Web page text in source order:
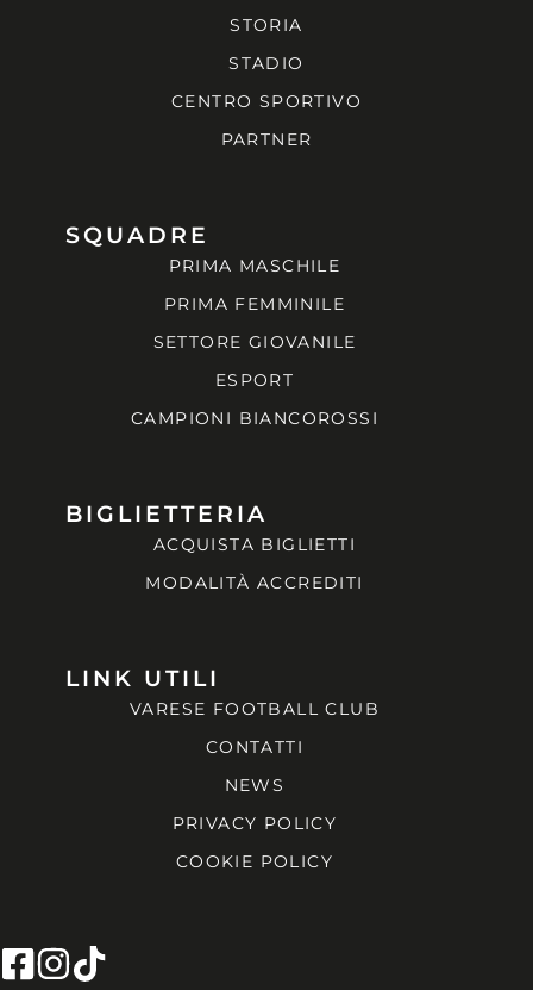
STORIA
STADIO
CENTRO SPORTIVO
PARTNER
SQUADRE
PRIMA MASCHILE
PRIMA FEMMINILE
SETTORE GIOVANILE
ESPORT
CAMPIONI BIANCOROSSI
BIGLIETTERIA
ACQUISTA BIGLIETTI
MODALITÀ ACCREDITI
LINK UTILI
VARESE FOOTBALL CLUB
CONTATTI
NEWS
PRIVACY POLICY
COOKIE POLICY